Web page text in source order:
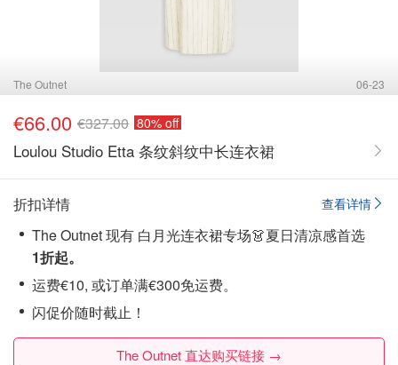
The Outnet 06-23
€66.00 €327.00 80% off
Loulou Studio Etta 条纹斜纹中长连衣裙
查看详情
折扣详情
The Outnet 现有 白月光连衣裙专场👗夏日清凉感首选
1折起。
运费€10, 或订单满€300免运费。
闪促价随时截止！
The Outnet 直达购买链接 →